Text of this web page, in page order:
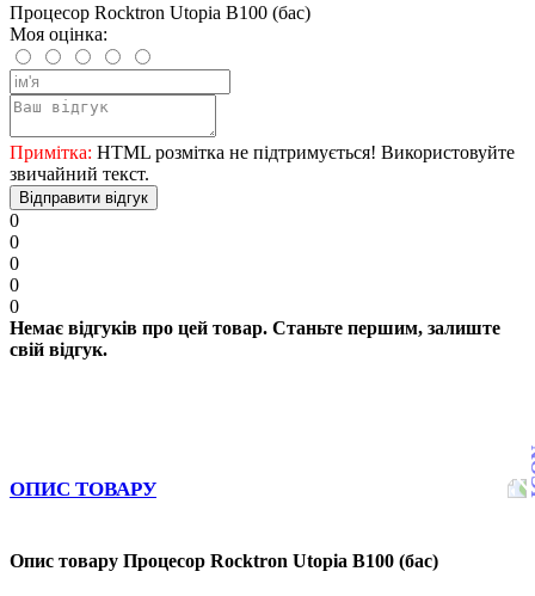
Процесор Rocktron Utopia B100 (бас)
Моя оцінка:
Примітка: HTML розмітка не підтримується! Використовуйте
звичайний текст.
Відправити відгук
0
0
0
0
0
Немає відгуків про цей товар. Станьте першим, залиште
свій відгук.
ОПИС ТОВАРУ
Опис товару Процесор Rocktron Utopia B100 (бас)